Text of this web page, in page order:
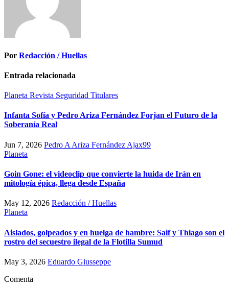
Por Redacción / Huellas
Entrada relacionada
Planeta Revista Seguridad Titulares
Infanta Sofía y Pedro Ariza Fernández Forjan el Futuro de la
Soberanía Real
Jun 7, 2026 Pedro A Ariza Fernández Ajax99
Planeta
Goin Gone: el videoclip que convierte la huida de Irán en
mitología épica, llega desde España
May 12, 2026 Redacción / Huellas
Planeta
Aislados, golpeados y en huelga de hambre: Saif y Thiago son el
rostro del secuestro ilegal de la Flotilla Sumud
May 3, 2026 Eduardo Giusseppe
Comenta